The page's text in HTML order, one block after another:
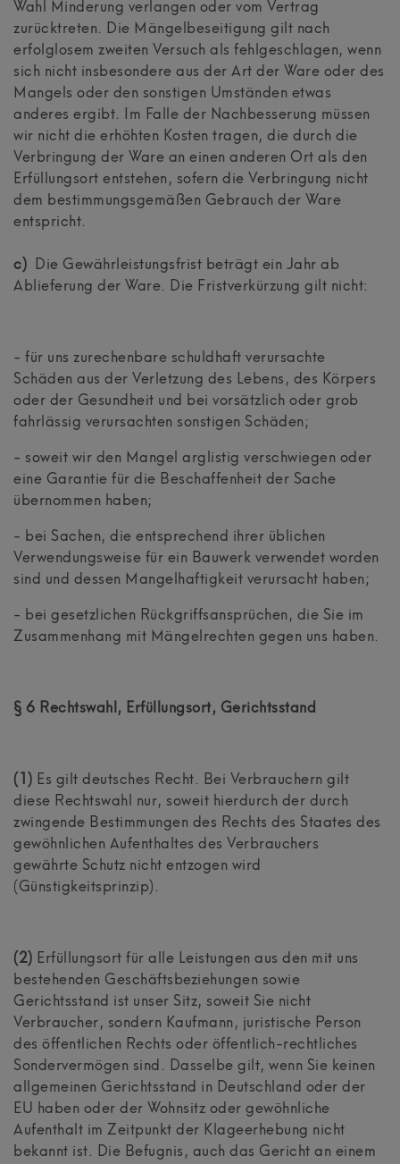
Wahl Minderung verlangen oder vom Vertrag
zurücktreten. Die Mängelbeseitigung gilt nach
erfolglosem zweiten Versuch als fehlgeschlagen, wenn
sich nicht insbesondere aus der Art der Ware oder des
Mangels oder den sonstigen Umständen etwas
anderes ergibt. Im Falle der Nachbesserung müssen
wir nicht die erhöhten Kosten tragen, die durch die
Verbringung der Ware an einen anderen Ort als den
Erfüllungsort entstehen, sofern die Verbringung nicht
dem bestimmungsgemäßen Gebrauch der Ware
entspricht.
c)
Die Gewährleistungsfrist beträgt ein Jahr ab
Ablieferung der Ware. Die Fristverkürzung gilt nicht:
- für uns zurechenbare schuldhaft verursachte
Schäden aus der Verletzung des Lebens, des Körpers
oder der Gesundheit und bei vorsätzlich oder grob
fahrlässig verursachten sonstigen Schäden;
- soweit wir den Mangel arglistig verschwiegen oder
eine Garantie für die Beschaffenheit der Sache
übernommen haben;
- bei Sachen, die entsprechend ihrer üblichen
Verwendungsweise für ein Bauwerk verwendet worden
sind und dessen Mangelhaftigkeit verursacht haben;
- bei gesetzlichen Rückgriffsansprüchen, die Sie im
Zusammenhang mit Mängelrechten gegen uns haben.
§ 6 Rechtswahl, Erfüllungsort, Gerichtsstand
(1) Es gilt deutsches Recht. Bei Verbrauchern gilt
diese Rechtswahl nur, soweit hierdurch der durch
zwingende Bestimmungen des Rechts des Staates des
gewöhnlichen Aufenthaltes des Verbrauchers
gewährte Schutz nicht entzogen wird
(Günstigkeitsprinzip).
(2) Erfüllungsort für alle Leistungen aus den mit uns
bestehenden Geschäftsbeziehungen sowie
Gerichtsstand ist unser Sitz, soweit Sie nicht
Verbraucher, sondern Kaufmann, juristische Person
des öffentlichen Rechts oder öffentlich-rechtliches
Sondervermögen sind. Dasselbe gilt, wenn Sie keinen
allgemeinen Gerichtsstand in Deutschland oder der
EU haben oder der Wohnsitz oder gewöhnliche
Aufenthalt im Zeitpunkt der Klageerhebung nicht
bekannt ist. Die Befugnis, auch das Gericht an einem